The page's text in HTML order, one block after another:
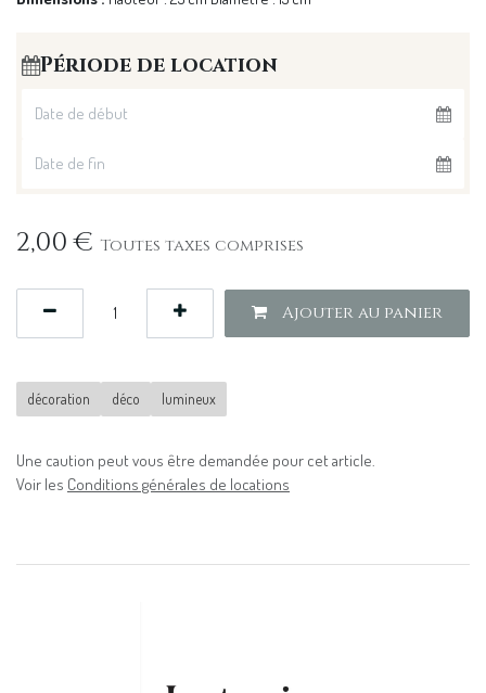
Période de location
2,00€ Toutes taxes comprises
Ajouter au panier
décoration déco lumineux
Une caution peut vous être demandée pour cet article.
Voir les Conditions générales de locations